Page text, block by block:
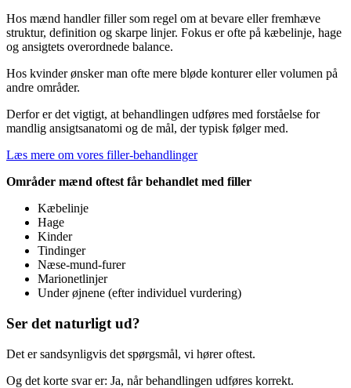
Hos mænd handler filler som regel om at bevare eller fremhæve
struktur, definition og skarpe linjer. Fokus er ofte på kæbelinje, hage
og ansigtets overordnede balance.
Hos kvinder ønsker man ofte mere bløde konturer eller volumen på
andre områder.
Derfor er det vigtigt, at behandlingen udføres med forståelse for
mandlig ansigtsanatomi og de mål, der typisk følger med.
Læs mere om vores filler-behandlinger
Områder mænd oftest får behandlet med filler
Kæbelinje
Hage
Kinder
Tindinger
Næse-mund-furer
Marionetlinjer
Under øjnene (efter individuel vurdering)
Ser det naturligt ud?
Det er sandsynligvis det spørgsmål, vi hører oftest.
Og det korte svar er: Ja, når behandlingen udføres korrekt.